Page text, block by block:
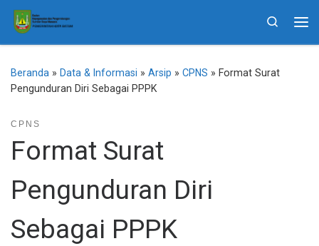
Skip to content
Search
Beranda » Data & Informasi » Arsip » CPNS » Format Surat
Pengunduran Diri Sebagai PPPK
CPNS
Format Surat
Pengunduran Diri
Sebagai PPPK